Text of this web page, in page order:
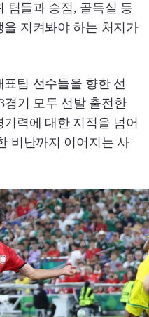
팀들과 승점, 골득실 등
지켜봐야 하는 처지가
팀 선수들을 향한 선
경기 모두 선발 출전한
력에 대한 지적을 넘어
비난까지 이어지는 사